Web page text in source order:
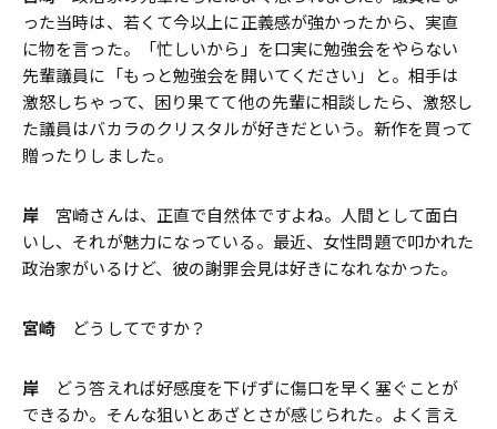
った当時は、若くて今以上に正義感が強かったから、実直
に物を言った。「忙しいから」を口実に勉強会をやらない
先輩議員に「もっと勉強会を開いてください」と。相手は
激怒しちゃって、困り果てて他の先輩に相談したら、激怒し
た議員はバカラのクリスタルが好きだという。新作を買って
贈ったりしました。
岸 宮崎さんは、正直で自然体ですよね。人間として面白
いし、それが魅力になっている。最近、女性問題で叩かれた
政治家がいるけど、彼の謝罪会見は好きになれなかった。
宮崎 どうしてですか？
岸 どう答えれば好感度を下げずに傷口を早く塞ぐことが
できるか。そんな狙いとあざとさが感じられた。よく言え